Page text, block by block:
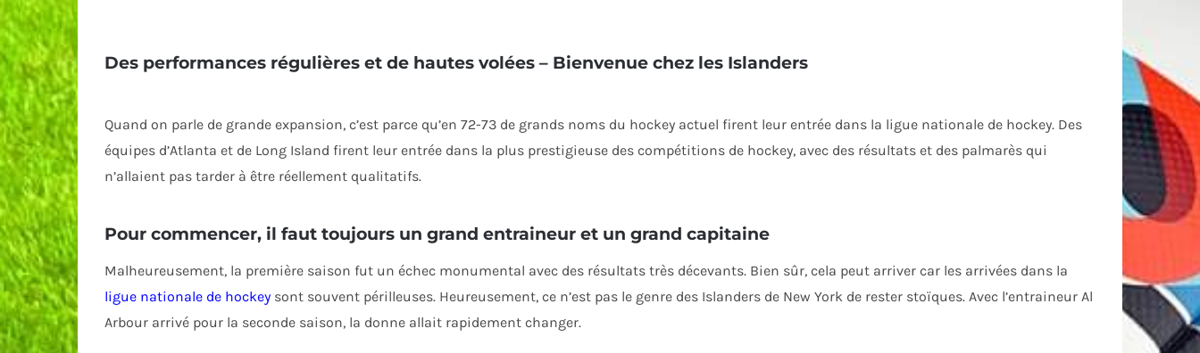
Des performances régulières et de hautes volées – Bienvenue chez les Islanders
Quand on parle de grande expansion, c’est parce qu’en 72-73 de grands noms du hockey actuel firent leur entrée dans la ligue nationale de hockey. Des
équipes d’Atlanta et de Long Island firent leur entrée dans la plus prestigieuse des compétitions de hockey, avec des résultats et des palmarès qui
n’allaient pas tarder à être réellement qualitatifs.
Pour commencer, il faut toujours un grand entraineur et un grand capitaine
Malheureusement, la première saison fut un échec monumental avec des résultats très décevants. Bien sûr, cela peut arriver car les arrivées dans la
ligue nationale de hockey sont souvent périlleuses. Heureusement, ce n’est pas le genre des Islanders de New York de rester stoïques. Avec l’entraineur Al
Arbour arrivé pour la seconde saison, la donne allait rapidement changer.